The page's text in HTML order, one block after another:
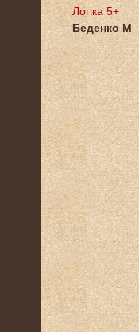
Логіка 5+
Беденко М